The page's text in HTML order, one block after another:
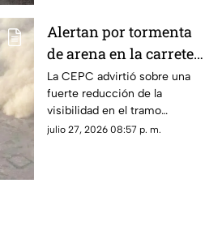
Alertan por tormenta
de arena en la carretera
Samalayuca–
Ahumada; piden evitar
viajes
La CEPC advirtió sobre una
fuerte reducción de la
visibilidad en el tramo
carretero Samalayuca–
julio 27, 2026 08:57 p. m.